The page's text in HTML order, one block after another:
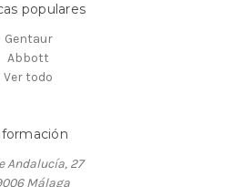
populares
Gentaur
Abbott
Ver todo
Andalucía, 27
Málaga